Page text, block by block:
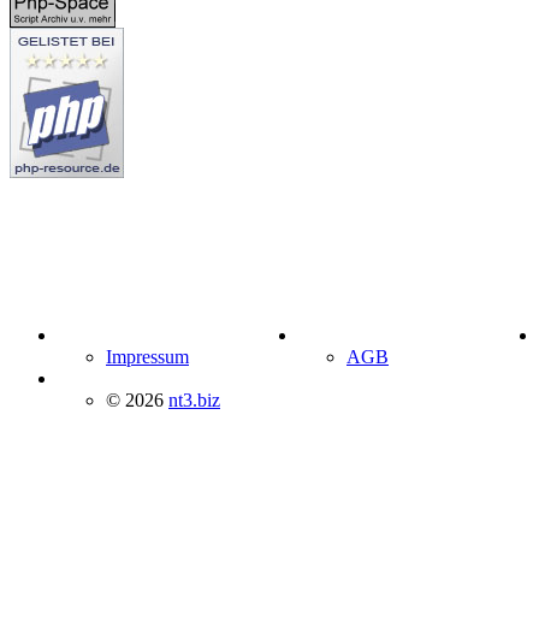
Impressum AGB
© 2026 nt3.biz